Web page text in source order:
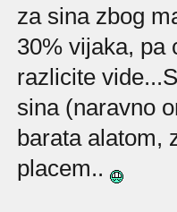
za sina zbog
30% vijaka, pa
razlicite
sina (naravno
barata alatom,
placem..